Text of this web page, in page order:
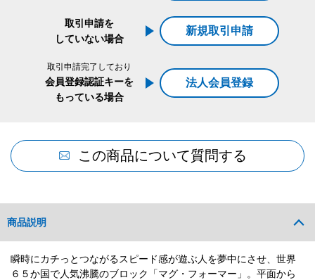
取引申請を
していない場合
新規取引申請
取引申請完了しており
会員登録認証キーを
もっている場合
法人会員登録
この商品について質問する
商品説明
瞬時にカチっとつながるスピード感が遊ぶ人を夢中にさせ、世界
６５か国で人気沸騰のブロック「マグ・フォーマー」。平面から